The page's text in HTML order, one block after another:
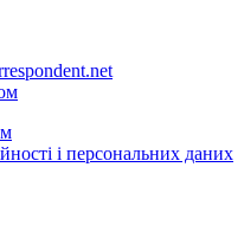
і персональних даних